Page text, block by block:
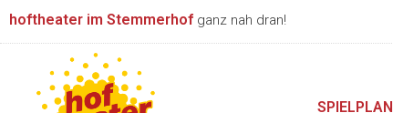
Zum
hoftheater im Stemmerhof ganz nah dran!
SPIELPLAN